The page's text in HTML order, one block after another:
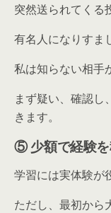
突然送られてくる
有名人になりすま
私は知らない相手
まず疑い、確認し
きます。
⑤ 少額で経験
学習には実体験が
ただし、最初から